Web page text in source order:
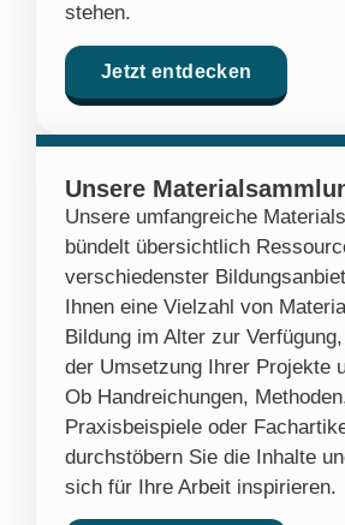
stehen.
Jetzt entdecken
Unsere
Unsere umfangreiche
bündelt übersichtlich
verschiedenster
Ihnen eine Vielzahl von
Bildung im Alter zur
der Umsetzung Ihrer Projekte
Ob Handreichungen,
Praxisbeispiele oder
durchstöbern Sie die Inhalte
sich für Ihre Arbeit inspirieren.